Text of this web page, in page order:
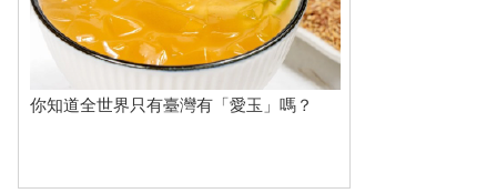
你知道全世界只有臺灣有「愛玉」嗎？